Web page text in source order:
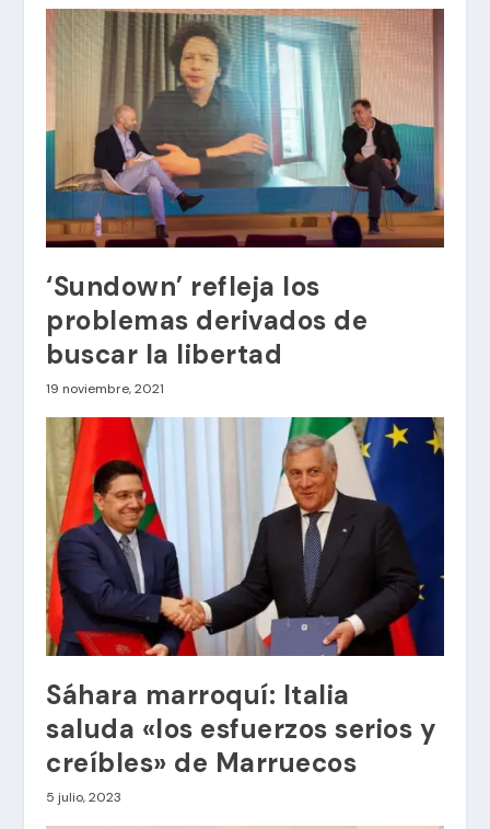
‘Sundown’ refleja los
problemas derivados de
buscar la libertad
19 noviembre, 2021
Sáhara marroquí: Italia
saluda «los esfuerzos serios y
creíbles» de Marruecos
5 julio, 2023